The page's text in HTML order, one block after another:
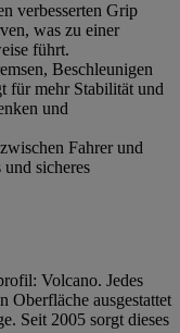
verbesserten Grip
was zu einer
führt.
Beschleunigen
für mehr Stabilität und
und
Fahrer und
sicheres
Volcano. Jedes
Oberfläche ausgestattet
Seit 2005 sorgt dieses